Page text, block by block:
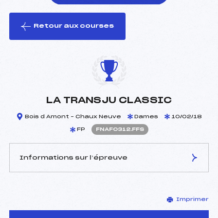
le ski
Retour aux courses
LA TRANSJU CLASSIC
Bois d Amont – Chaux Neuve Dames 10/02/18
FP FNAF0312.FFS
Informations sur l’épreuve
LOCATELLI DOMINIQUE
(DA)
Imprimer